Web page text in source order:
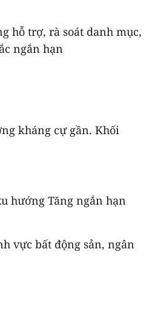
hỗ trợ, rà soát danh mục,
ngắn hạn
kháng cự gần. Khối
hướng Tăng ngắn hạn
vực bất động sản, ngân